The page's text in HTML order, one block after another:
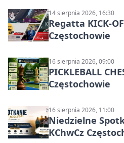
14 sierpnia 2026, 16:30
Regatta KICK-
Częstochowie
16 sierpnia 2026, 09:00
PICKLEBALL
Częstochowie
16 sierpnia 2026, 11:00
Niedzielne
KChwCz